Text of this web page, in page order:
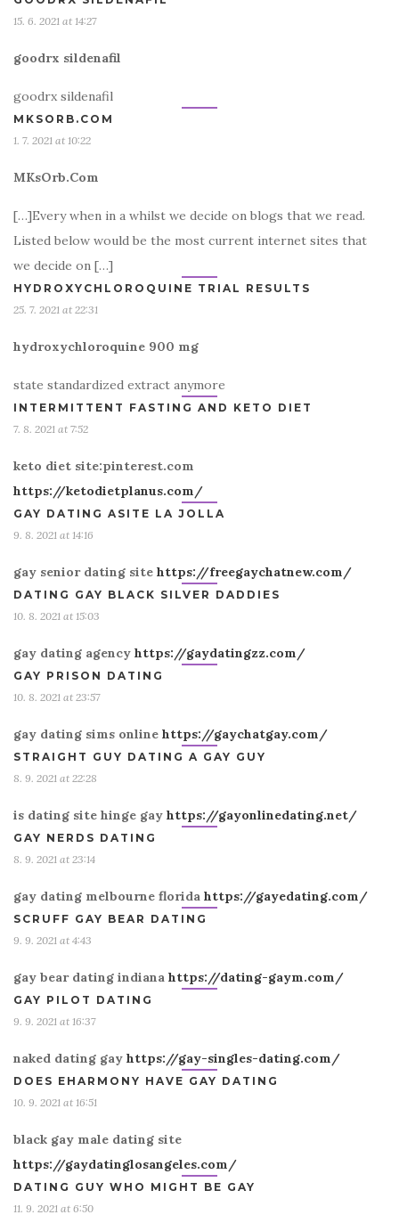
15. 6. 2021 at 14:27
goodrx sildenafil
goodrx sildenafil
MKSORB.COM
1. 7. 2021 at 10:22
MKsOrb.Com
[…]Every when in a whilst we decide on blogs that we read.
Listed below would be the most current internet sites that
we decide on […]
HYDROXYCHLOROQUINE TRIAL RESULTS
25. 7. 2021 at 22:31
hydroxychloroquine 900 mg
state standardized extract anymore
INTERMITTENT FASTING AND KETO DIET
7. 8. 2021 at 7:52
keto diet site:pinterest.com
https://ketodietplanus.com/
GAY DATING ASITE LA JOLLA
9. 8. 2021 at 14:16
gay senior dating site https://freegaychatnew.com/
DATING GAY BLACK SILVER DADDIES
10. 8. 2021 at 15:03
gay dating agency https://gaydatingzz.com/
GAY PRISON DATING
10. 8. 2021 at 23:57
gay dating sims online https://gaychatgay.com/
STRAIGHT GUY DATING A GAY GUY
8. 9. 2021 at 22:28
is dating site hinge gay https://gayonlinedating.net/
GAY NERDS DATING
8. 9. 2021 at 23:14
gay dating melbourne florida https://gayedating.com/
SCRUFF GAY BEAR DATING
9. 9. 2021 at 4:43
gay bear dating indiana https://dating-gaym.com/
GAY PILOT DATING
9. 9. 2021 at 16:37
naked dating gay https://gay-singles-dating.com/
DOES EHARMONY HAVE GAY DATING
10. 9. 2021 at 16:51
black gay male dating site
https://gaydatinglosangeles.com/
DATING GUY WHO MIGHT BE GAY
11. 9. 2021 at 6:50